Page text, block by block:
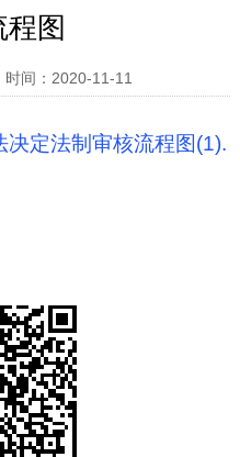
图
时间：2020-11-11
定法制审核流程图(1).